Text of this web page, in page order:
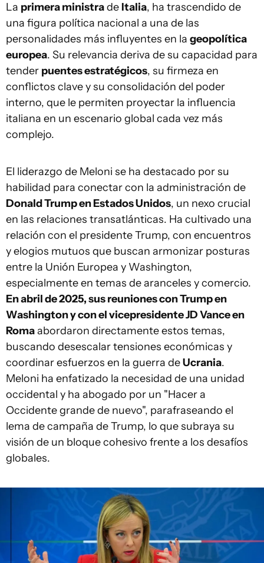
La primera ministrade Italia, ha trascendido de
una figura política nacional a una de las
personalidades más influyentes en la geopolítica
europea. Su relevancia deriva de su capacidad para
tender puentes estratégicos, su firmeza en
conflictos clave y su consolidación del poder
interno, que le permiten proyectar la influencia
italiana en un escenario global cada vez más
complejo.
El liderazgo de Meloni se ha destacado por su
habilidad para conectar con la administración de
Donald Trump en Estados Unidos, un nexo crucial
en las relaciones transatlánticas. Ha cultivado una
relación con el presidente Trump, con encuentros
y elogios mutuos que buscan armonizar posturas
entre la Unión Europea y Washington,
especialmente en temas de aranceles y comercio.
En abril de 2025, sus reuniones con Trump en
Washington y con el vicepresidente JD Vance en
Romaabordaron directamente estos temas,
buscando desescalar tensiones económicas y
coordinar esfuerzos en la guerra deUcrania.
Meloni ha enfatizado la necesidad de una unidad
occidental y ha abogado por un "Hacer a
Occidente grande de nuevo", parafraseando el
lema de campaña de Trump, lo que subraya su
visión de un bloque cohesivo frente a los desafíos
globales.